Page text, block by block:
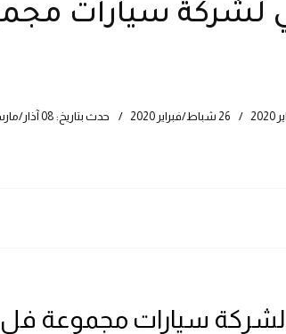
لشركة سيارات
26 شباط/فبراير 2020 حدث بتاريخ: 08 آذار/مارس 2020
سيارات مجموعة فل